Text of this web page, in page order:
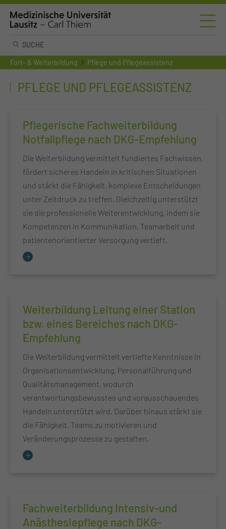
Fort- & Weiterbildung Pflege und Pflegeassistenz
PFLEGE UND PFLEGEASSISTENZ
Pflegerische Fachweiterbildung
Notfallpflege nach DKG-Empfehlung
Die Weiterbildung vermittelt fundiertes Fachwissen,
fördert sicheres Handeln in kritischen Situationen
und stärkt die Fähigkeit, komplexe Entscheidungen
unter Zeitdruck zu treffen. Gleichzeitig unterstützt
sie die professionelle Weiterentwicklung, indem sie
Kompetenzen in Kommunikation, Teamarbeit und
patientenorientierter Versorgung vertieft.
Weiterbildung Leitung einer Station
bzw. eines Bereiches nach DKG-
Empfehlung
Die Weiterbildung vermittelt vertiefte Kenntnisse in
Organisationsentwicklung, Personalführung und
Qualitätsmanagement, wodurch
verantwortungsbewusstes und vorausschauendes
Handeln unterstützt wird. Darüber hinaus stärkt sie
die Fähigkeit, Teams zu motivieren und
Veränderungsprozesse zu gestalten.
Fachweiterbildung Intensiv-und
Anästhesiepflege nach DKG-